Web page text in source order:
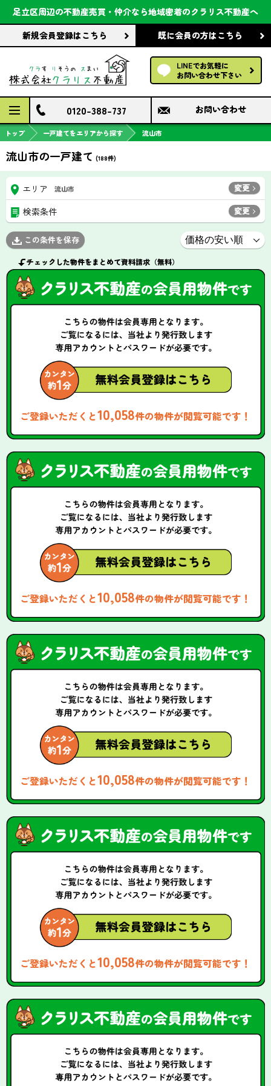
足立区周辺の不動産売買・仲介なら地域密着のクラリス不動産へ
新規会員登録はこちら 既に会員の方はこちら
LINEでお気軽に
お問い合わせ下さい
会社案内
前回の履歴で探す
保存した条件で探す
検討中の物件
0120-388-737 お問い合わせ
トップ 一戸建てをエリアから探す 流山市
流山市の一戸建て (188件)
エリア 流山市 変更
検索条件 変更
この条件を保存
チェックした物件をまとめて資料請求（無料）
ご登録いただくと10,058件の物件が閲覧可能です！
ご登録いただくと10,058件の物件が閲覧可能です！
ご登録いただくと10,058件の物件が閲覧可能です！
ご登録いただくと10,058件の物件が閲覧可能です！